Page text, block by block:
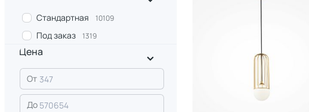
Стандартная 10109
Под заказ 1319
Цена
От
До